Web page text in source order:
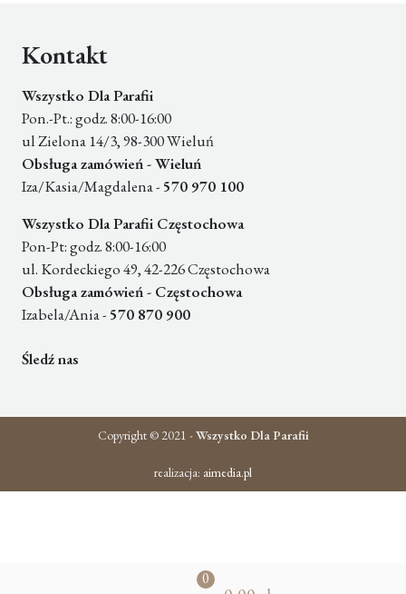
0
Kontakt
Wszystko Dla Parafii
Pon.-Pt.: godz. 8:00-16:00
ul Zielona 14/3, 98-300 Wieluń
Obsługa zamówień - Wieluń
Iza/Kasia/Magdalena - 570 970 100
Wszystko Dla Parafii Częstochowa
Pon-Pt: godz. 8:00-16:00
ul. Kordeckiego 49, 42-226 Częstochowa
Obsługa zamówień - Częstochowa
Izabela/Ania - 570 870 900
Śledź nas
Copyright © 2021 -Wszystko Dla Parafii
realizacja: aimedia.pl